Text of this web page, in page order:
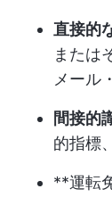
直接的
または
メール
間接的
的指標
**運転